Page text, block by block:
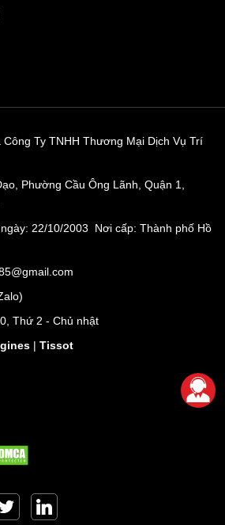
Công Ty TNHH Thương Mại Dịch Vụ Trí
Phường Cầu Ông Lãnh, Quận 1,
22/10/2003 Nơi cấp: Thành phố Hồ
Thứ 2 - Chủ nhật
| Tissot